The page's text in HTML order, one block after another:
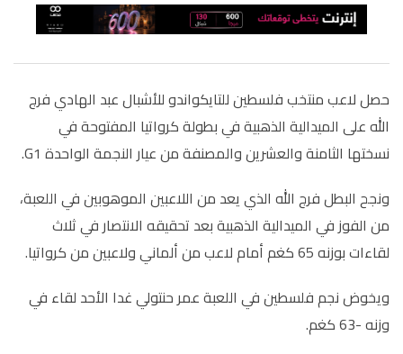
حصل لاعب منتخب فلسطين للتايكواندو للأشبال عبد الهادي فرج
الله على الميدالية الذهبية في بطولة كرواتيا المفتوحة في
نسختها الثامنة والعشرين والمصنفة من عيار النجمة الواحدة G1
.
ونجح البطل فرج الله الذي يعد من اللاعبين الموهوبين في اللعبة،
من الفوز في الميدالية الذهبية بعد تحقيقه الانتصار في ثلاث
لقاءات بوزنه 65 كغم أمام لاعب من ألماني ولاعبين من كرواتيا.
ويخوض نجم فلسطين في اللعبة عمر حنتولي غدا الأحد لقاء في
وزنه -63 كغم.